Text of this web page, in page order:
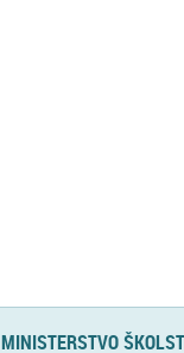
MINISTERSTVO